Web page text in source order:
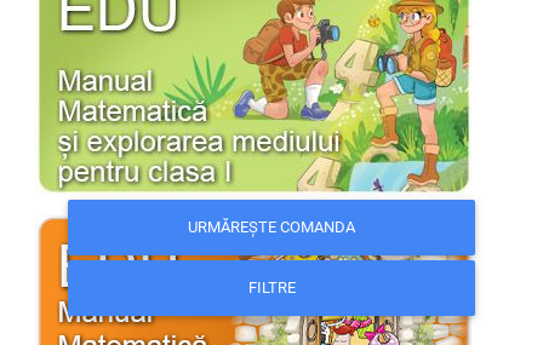
URMĂREȘTE COMANDA
FILTRE